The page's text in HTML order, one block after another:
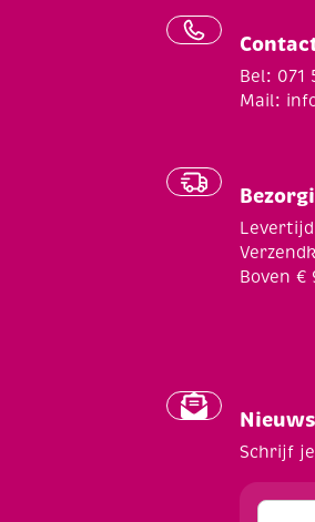
Bel: 071
Mail:
Boven €
Schrijf